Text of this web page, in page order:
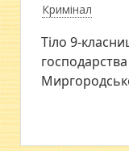
Кримінал
Тіло 9-